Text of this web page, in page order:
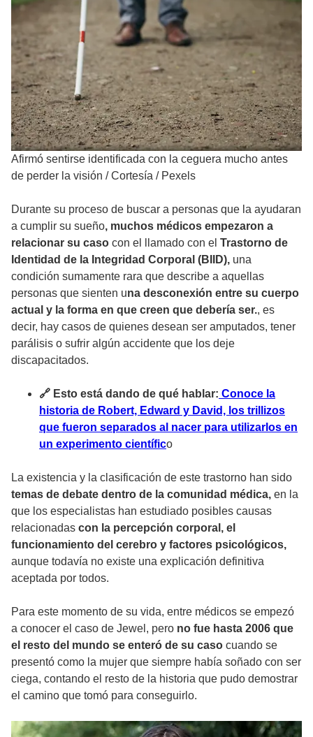
Afirmó sentirse identificada con la ceguera mucho antes
de perder la visión /Cortesía / Pexels
Durante su proceso de buscar a personas que la ayudaran
a cumplir su sueño, muchos médicos empezaron a
relacionar su caso con el llamado con el Trastorno de
Identidad de la Integridad Corporal (BIID), una
condición sumamente rara que describe a aquellas
personas que sienten una desconexión entre su cuerpo
actual y la forma en que creen que debería ser., es
decir, hay casos de quienes desean ser amputados, tener
parálisis o sufrir algún accidente que los deje
discapacitados.
🔗 Esto está dando de qué hablar: Conoce la
historia de Robert, Edward y David, los trillizos
que fueron separados al nacer para utilizarlos en
un experimento científico
La existencia y la clasificación de este trastorno han sido
temas de debate dentro de la comunidad médica, en la
que los especialistas han estudiado posibles causas
relacionadas con la percepción corporal, el
funcionamiento del cerebro y factores psicológicos,
aunque todavía no existe una explicación definitiva
aceptada por todos.
Para este momento de su vida, entre médicos se empezó
a conocer el caso de Jewel, pero no fue hasta 2006 que
el resto del mundo se enteró de su caso cuando se
presentó como la mujer que siempre había soñado con ser
ciega, contando el resto de la historia que pudo demostrar
el camino que tomó para conseguirlo.